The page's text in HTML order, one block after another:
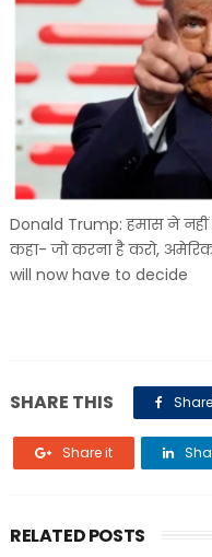
Donald Trump: हमास ने नहीं
कहा- जो करना है करो,
will now have to decide
SHARE THIS
Share it
RELATED POSTS